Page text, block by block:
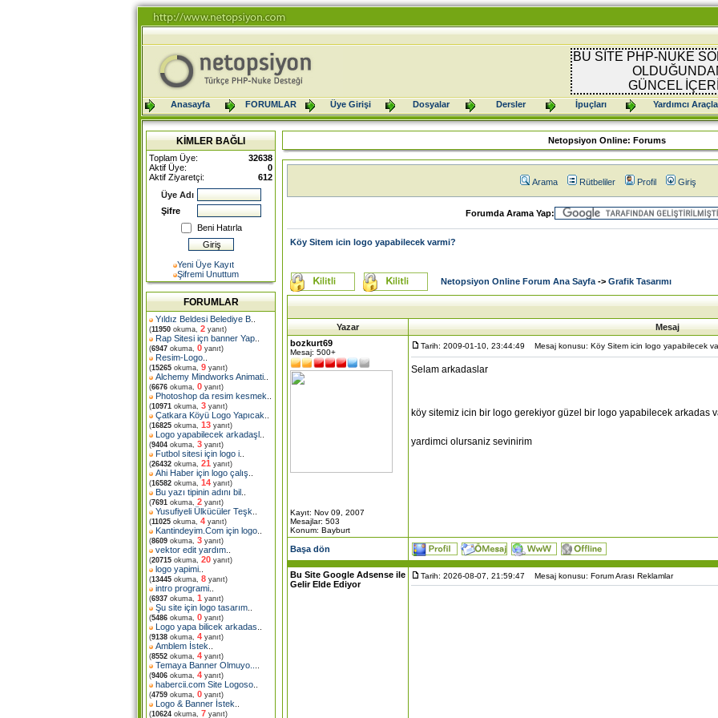
BU SİTE PHP-NUKE
GÜNCEL
Anasayfa FORUMLAR Üye Girişi Dosyalar Dersler İpuçları Yardımcı
KİMLER BAĞLI
Toplam Üye:
32638
Aktif Üye:
0
Aktif Ziyaretçi:
612
Üye Adı
Şifre
Beni Hatırla
Yeni Üye Kayıt
Şifremi Unuttum
FORUMLAR
Yıldız Beldesi Belediye B
(11950 okuma, 2 yanıt)
Rap Sitesi içn banner Yap
(6947 okuma, 0 yanıt)
Resim-Logo
(15265 okuma, 9 yanıt)
Alchemy Mindworks Animati
(6676 okuma, 0 yanıt)
Photoshop da resim kesmek
(10971 okuma, 3 yanıt)
Çatkara Köyü Logo Yapıcak
(16825 okuma, 13 yanıt)
Logo yapabilecek arkadaşl
(9404 okuma, 3 yanıt)
Futbol sitesi için logo i
(26432 okuma, 21 yanıt)
Ahi Haber için logo çalış
(16582 okuma, 14 yanıt)
Bu yazı tipinin adını bil
(7691 okuma, 2 yanıt)
Yusufiyeli Ülkücüler Teşk
(11025 okuma, 4 yanıt)
Kantindeyim.Com için logo
(8609 okuma, 3 yanıt)
vektor edit yardım
(20715 okuma, 20 yanıt)
logo yapimi
(13445 okuma, 8 yanıt)
intro programi
(6937 okuma, 1 yanıt)
Şu site için logo tasarım
(5486 okuma, 0 yanıt)
Logo yapa bilicek arkadas
(9138 okuma, 4 yanıt)
Amblem İstek
(8552 okuma, 4 yanıt)
Temaya Banner Olmuyo..
(9406 okuma, 4 yanıt)
habercii.com Site Logoso
(4759 okuma, 0 yanıt)
Logo & Banner İstek
(10624 okuma, 7 yanıt)
Netopsiyon Online: Forums
Arama Rütbeliler Profil Giriş
Forumda Arama Yap:
Köy Sitem icin logo yapabilecek varmi?
Netopsiyon Online Forum Ana Sayfa -> Grafik Tasarımı
Yazar
Mesaj
bozkurt69
Mesaj: 500+
Kayıt: Nov 09, 2007
Mesajlar: 503
Konum: Bayburt
Tarih: 2009-01-10, 23:44:49 Mesaj konusu: Köy Sitem icin logo yapabilecek
Selam arkadaslar
köy sitemiz icin bir logo gerekiyor güzel bir logo yapabilecek arkadas
yardimci olursaniz sevinirim
Başa dön
Bu Site Google Adsense ile
Gelir Elde Ediyor
Tarih: 2026-08-07, 21:59:47 Mesaj konusu: Forum Arası Reklamlar